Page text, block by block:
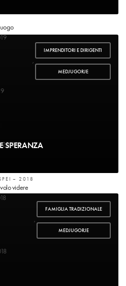
IMPRENDITORI E DIRIGENTI
,
MEDJUGORJE
SPERANZA
FAMIGLIA TRADIZIONALE
,
MEDJUGORJE
mademoiselle Marie-Pierrette Gagniard
– 2018
videre